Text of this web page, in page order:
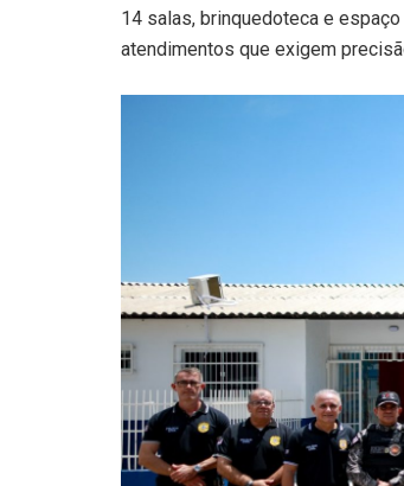
14 salas, brinquedoteca e
atendimentos que exigem